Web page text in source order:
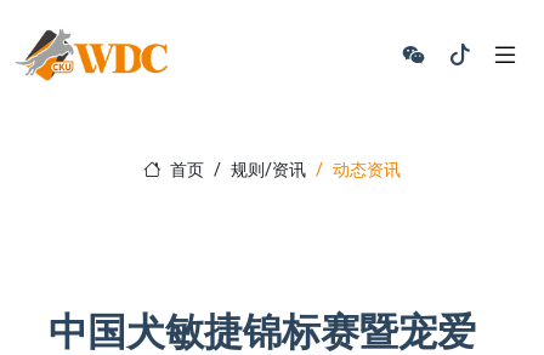
首页 规则/资讯 动态资讯
中国犬敏捷锦标赛暨宠爱